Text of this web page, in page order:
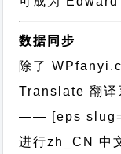
数据同步
除了
Translate 翻译
—— [eps
进行zh_CN
中